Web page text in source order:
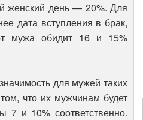
женский день — 20%. Для
дата вступления в брак,
мужа обидит 16 и 15%
для мужей таких
что их мужчинам будет
7 и 10% соответственно.